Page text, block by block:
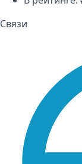
Связи